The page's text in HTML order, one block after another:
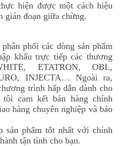
hiện được một cách hiệu
gián đoạn giữa chừng.
phối các dòng sản phẩm
khẩu trực tiếp các thương
ETATRON, OBL,
INJECTA… Ngoài ra,
trình hấp dẫn dành cho
tôi cam kết bán hàng chính
hàng chuyên nghiệp và bảo
sản phẩm tốt nhất với chính
tận tình cho bạn.